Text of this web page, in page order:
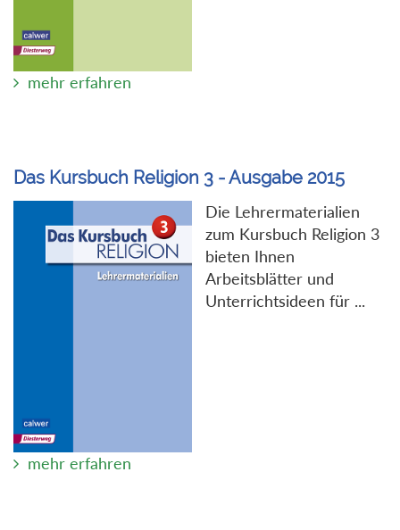
mehr erfahren
Das Kursbuch Religion 3 - Ausgabe 2015
Die Lehrermaterialien
zum Kursbuch Religion 3
bieten Ihnen
Arbeitsblätter und
Unterrichtsideen für ...
mehr erfahren